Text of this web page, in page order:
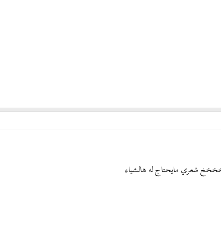
شعري مايحتاج له هالشياء